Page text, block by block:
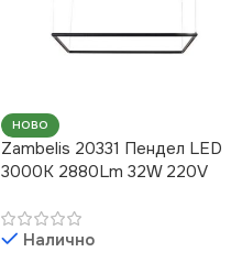
НОВО
Zambelis 20331 Пендел LED
3000K 2880Lm 32W 220V
Налично